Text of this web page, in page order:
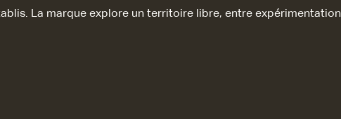
La marque explore un territoire libre, entre expérimentation